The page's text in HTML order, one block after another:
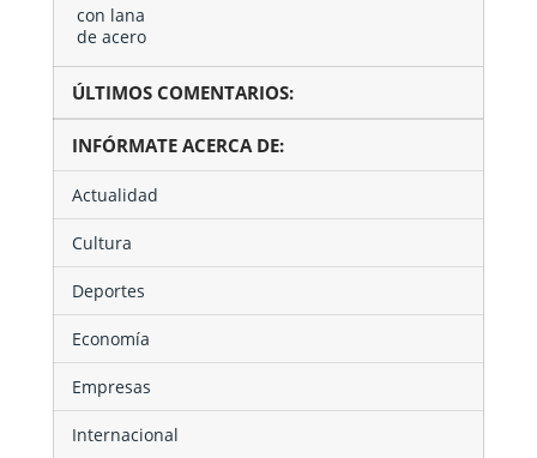
ÚLTIMOS COMENTARIOS:
INFÓRMATE ACERCA DE:
Actualidad
Cultura
Deportes
Economía
Empresas
Internacional